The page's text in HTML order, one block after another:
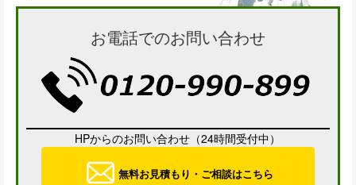
お電話でのお問い合わせ
HPからのお問い合わせ（24時間受付中）
無料お見積もり・ご相談はこちら